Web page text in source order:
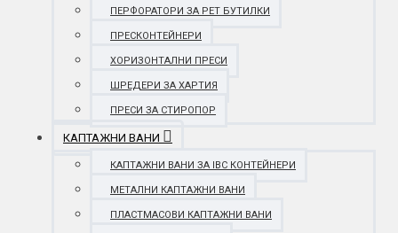
ПЕРФОРАТОРИ ЗА PET БУТИЛКИ
ПРЕСКОНТЕЙНЕРИ
ХОРИЗОНТАЛНИ ПРЕСИ
ШРЕДЕРИ ЗА ХАРТИЯ
ПРЕСИ ЗА СТИРОПОР
КАПТАЖНИ ВАНИ
КАПТАЖНИ ВАНИ ЗА IBC КОНТЕЙНЕРИ
МЕТАЛНИ КАПТАЖНИ ВАНИ
ПЛАСТМАСОВИ КАПТАЖНИ ВАНИ